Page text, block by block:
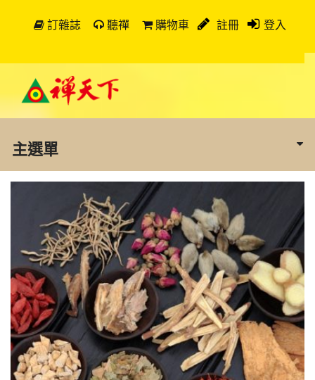
訂雜誌 聽禪 購物車 註冊 登入
主選單